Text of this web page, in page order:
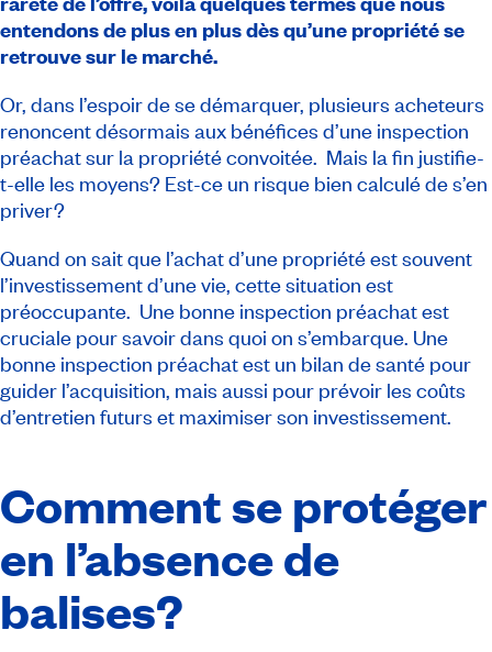
entendons de plus en plus dès qu’une propriété se
retrouve sur le marché.
Or, dans l’espoir de se démarquer, plusieurs acheteurs
renoncent désormais aux bénéfices d’une inspection
préachat sur la propriété convoitée. Mais la fin justifie-
t-elle les moyens? Est-ce un risque bien calculé de s’en
priver?
Quand on sait que l’achat d’une propriété est souvent
l’investissement d’une vie, cette situation est
préoccupante. Une bonne inspection préachat est
cruciale pour savoir dans quoi on s’embarque. Une
bonne inspection préachat est un bilan de santé pour
guider l’acquisition, mais aussi pour prévoir les coûts
d’entretien futurs et maximiser son investissement.
Comment se protéger
en l’absence de
balises?